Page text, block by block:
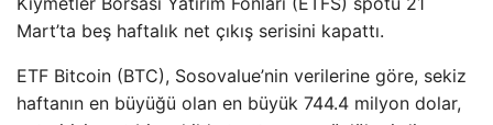
Mart’ta beş haftalık net çıkış serisini kapattı.
ETF Bitcoin (BTC), Sosovalue’nin verilerine göre, sekiz
haftanın en büyüğü olan en büyük 744.4 milyon dolar,